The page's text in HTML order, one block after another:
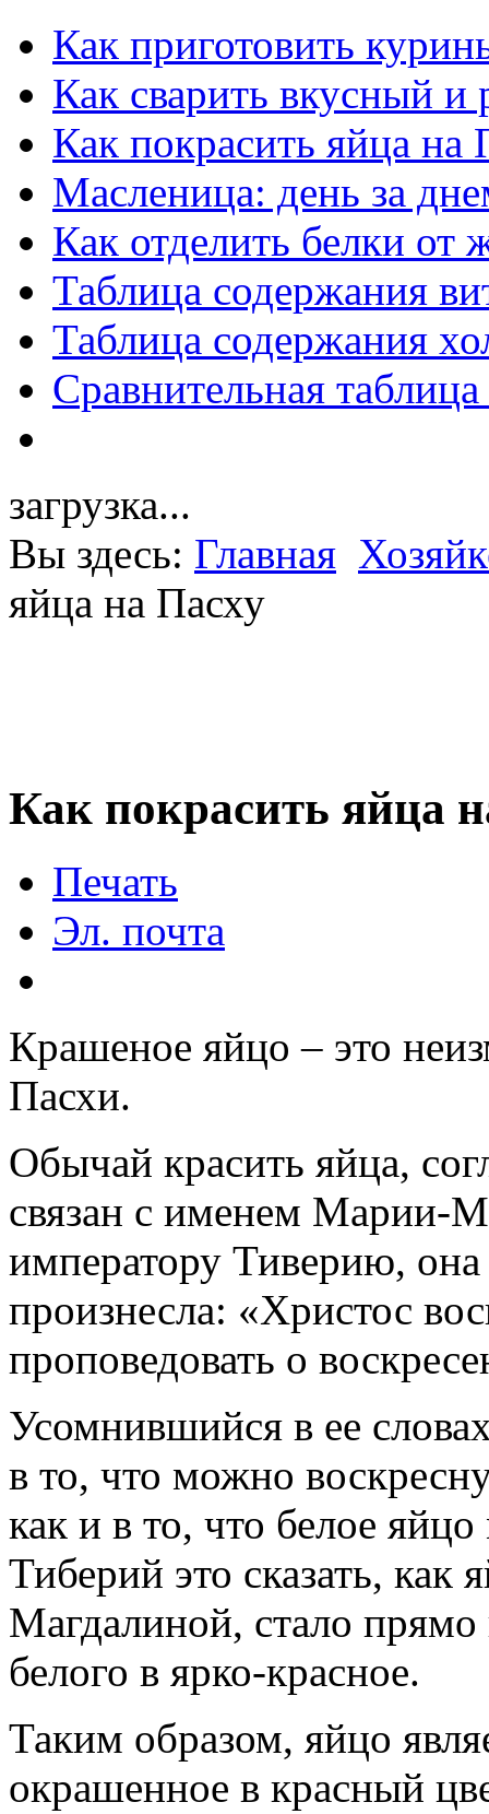
Как приготовить
Как сварить вкусный и
Как покрасить яйца на
Масленица: день за
Как отделить белки от
Таблица содержания
Таблица содержания
Сравнительная
загрузка...
Вы здесь: Главная
яйца на Пасху
Как покрасить яйца
Печать
Эл. почта
Крашеное яйцо – это
Пасхи.
Обычай красить яйца,
связан с именем Марии-
императору Тиверию,
произнесла: «Христос
проповедовать о
Усомнившийся в ее
в то, что можно
как и в то, что белое
Тиберий это сказать,
Магдалиной, стало прямо
белого в ярко-красное.
Таким образом, яйцо
окрашенное в красный